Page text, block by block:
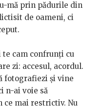
mă prin pădurile din
de oameni, ci
cam confrunți cu
zi: accesul, acordul.
fotografiezi și vine
n-ai voie să
ce mai restrictiv. Nu